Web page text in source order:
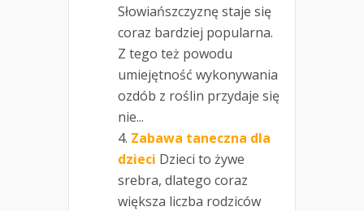
Słowiańszczyznę staje się
coraz bardziej popularna.
Z tego też powodu
umiejętność wykonywania
ozdób z roślin przydaje się
nie...
Zabawa taneczna dla
dzieci Dzieci to żywe
srebra, dlatego coraz
większa liczba rodziców